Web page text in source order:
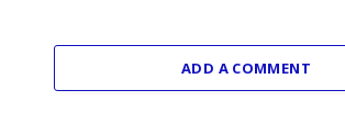
ADD A COMMENT